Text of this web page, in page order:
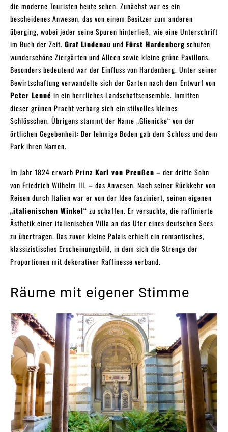
die moderne Touristen heute sehen. Zunächst war es ein
bescheidenes Anwesen, das von einem Besitzer zum anderen
überging, wobei jeder seine Spuren hinterließ, wie eine Unterschrift
im Buch der Zeit. Graf Lindenau und Fürst Hardenberg schufen
wunderschöne Ziergärten und Alleen sowie kleine grüne Pavillons.
Besonders bedeutend war der Einfluss von Hardenberg. Unter seiner
Bewirtschaftung verwandelte sich der Garten nach dem Entwurf von
Peter Lenné in ein herrliches Landschaftsensemble. Inmitten
dieser grünen Pracht verbarg sich ein stilvolles kleines
Schlösschen. Übrigens stammt der Name „Glienicke“ von der
örtlichen Gegebenheit: Der lehmige Boden gab dem Schloss und dem
Park ihren Namen.
Im Jahr 1824 erwarb Prinz Karl von Preußen – der dritte Sohn
von Friedrich Wilhelm III. – das Anwesen. Nach seiner Rückkehr von
Reisen durch Italien war er von der Idee fasziniert, seinen eigenen
„italienischen Winkel“ zu schaffen. Er versuchte, die raffinierte
Ästhetik einer italienischen Villa an das Ufer eines deutschen Sees
zu übertragen. Das zuvor kleine Palais erhielt ein romantisches,
klassizistisches Erscheinungsbild, in dem sich die Strenge der
Proportionen mit dekorativer Raffinesse verband.
Räume mit eigener Stimme